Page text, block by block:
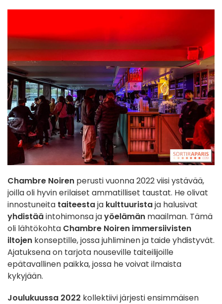
Chambre Noiren perusti vuonna 2022 viisi ystävää,
joilla oli hyvin erilaiset ammatilliset taustat. He olivat
innostuneita taiteestaja kulttuuristaja halusivat
yhdistääintohimonsa jayöelämän maailman. Tämä
oli lähtökohta Chambre Noiren immersiivisten
iltojen konseptille, jossa juhliminen ja taide yhdistyvät.
Ajatuksena on tarjota nouseville taiteilijoille
epätavallinen paikka, jossa he voivat ilmaista
kykyjään.
Joulukuussa 2022 kollektiivi järjesti ensimmäisen